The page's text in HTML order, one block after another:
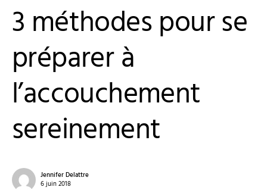
3 méthodes pour se
préparer à
l’accouchement
sereinement
Jennifer Delattre
6 juin 2018